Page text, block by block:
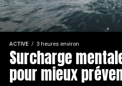
ACTIVE 3 heures environ
Surcharge
pour mieux